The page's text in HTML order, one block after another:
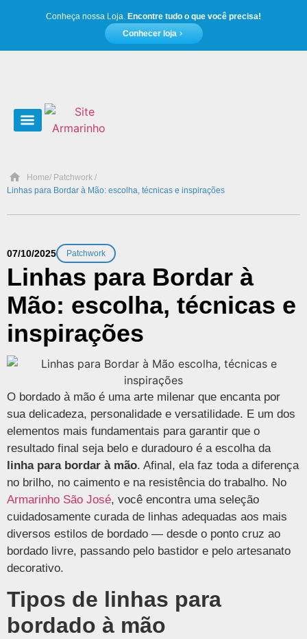
Conheça nossa Loja. Encontre tudo o que você precisa!
Conhecer loja
Home/ Patchwork /
Linhas para Bordar à Mão: escolha, técnicas e inspirações
07/10/2025 Patchwork
Linhas para Bordar à
Mão: escolha, técnicas e
inspirações
O bordado à mão é uma arte milenar que encanta por
sua delicadeza, personalidade e versatilidade. E um dos
elementos mais fundamentais para garantir que o
resultado final seja belo e duradouro é a escolha da
linha para bordar à mão. Afinal, ela faz toda a diferença
no brilho, no caimento e na resistência do trabalho. No
Armarinho São José, você encontra uma seleção
cuidadosamente curada de linhas adequadas aos mais
diversos estilos de bordado — desde o ponto cruz ao
bordado livre, passando pelo bastidor e pelo artesanato
decorativo.
Tipos de linhas para
bordado à mão